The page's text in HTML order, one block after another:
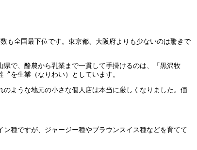
も全国最下位です。東京都、大阪府よりも少ないのは驚きで
で、酪農から乳業まで一貫して手掛けるのは、「黒沢牧
を生業（なりわい）としています。
ような地元の小さな個人店は本当に厳しくなりました。価
種ですが、ジャージー種やブラウンスイス種などを育てて